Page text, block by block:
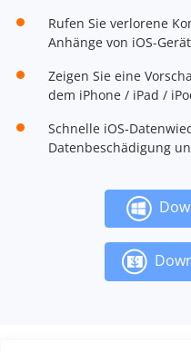
Rufen Sie verlorene
Anhänge von iOS-
Zeigen Sie eine
dem iPhone / iPad /
Schnelle iOS-
Datenbeschädigung